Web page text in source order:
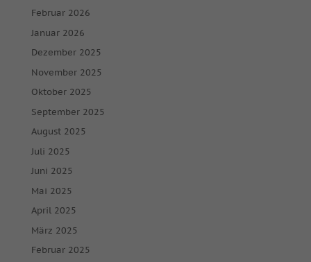
Februar 2026
Januar 2026
Dezember 2025
November 2025
Oktober 2025
September 2025
August 2025
Juli 2025
Juni 2025
Mai 2025
April 2025
März 2025
Februar 2025